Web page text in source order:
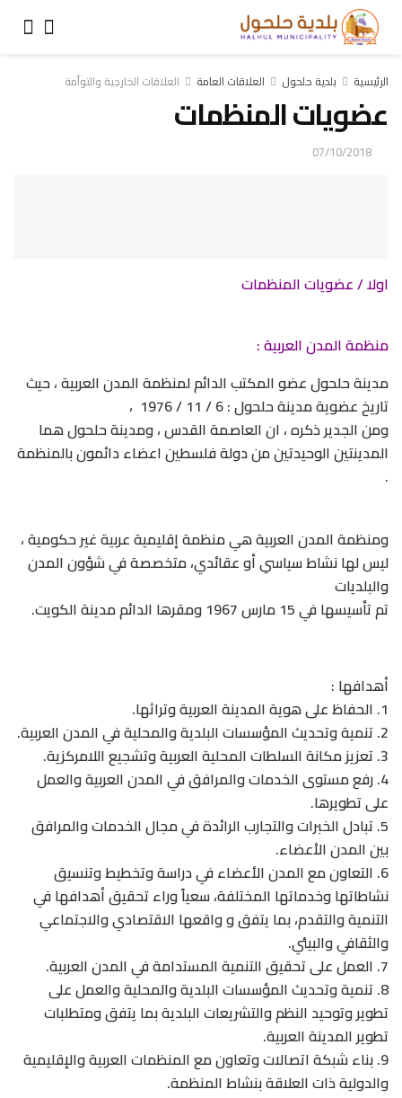
الرئيسية بلدية حلحول العلاقات العامة العلاقات الخارجية والتوأمة
عضويات المنظمات
07/10/2018
اولا / عضويات المنظمات
منظمة المدن العربية :
مدينة حلحول عضو المكتب الدائم لمنظمة المدن العربية ، حيث
تاريخ عضوية مدينة حلحول : 6 / 11 / 1976 ،
ومن الجدير ذكره ، ان العاصمة القدس ، ومدينة حلحول هما
المدينتين الوحيدتين من دولة فلسطين اعضاء دائمون بالمنظمة
.
ومنظمة المدن العربية هي منظمة إقليمية عربية غير حكومية ،
ليس لها نشاط سياسي أو عقائدي، متخصصة في شؤون المدن
والبلديات
تم تأسيسها في 15 مارس 1967 ومقرها الدائم مدينة الكويت.
أهدافها :
1. الحفاظ على هوية المدينة العربية وتراثها.
2. تنمية وتحديث المؤسسات البلدية والمحلية في المدن العربية.
3. تعزيز مكانة السلطات المحلية العربية وتشجيع اللامركزية.
4. رفع مستوى الخدمات والمرافق في المدن العربية والعمل
على تطويرها.
5. تبادل الخبرات والتجارب الرائدة في مجال الخدمات والمرافق
بين المدن الأعضاء.
6. التعاون مع المدن الأعضاء في دراسة وتخطيط وتنسيق
نشاطاتها وخدماتها المختلفة، سعياً وراء تحقيق أهدافها في
التنمية والتقدم، بما يتفق و واقعها الاقتصادي والاجتماعي
والثقافي والبيئي.
7. العمل على تحقيق التنمية المستدامة في المدن العربية.
8. تنمية وتحديث المؤسسات البلدية والمحلية والعمل على
تطوير وتوحيد النظم والتشريعات البلدية بما يتفق ومتطلبات
تطوير المدينة العربية.
9. بناء شبكة اتصالات وتعاون مع المنظمات العربية والإقليمية
والدولية ذات العلاقة بنشاط المنظمة.